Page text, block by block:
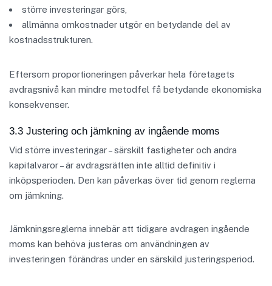
större investeringar görs,
allmänna omkostnader utgör en betydande del av
kostnadsstrukturen.
Eftersom proportioneringen påverkar hela företagets
avdragsnivå kan mindre metodfel få betydande ekonomiska
konsekvenser.
3.3 Justering och jämkning av ingående moms
Vid större investeringar – särskilt fastigheter och andra
kapitalvaror – är avdragsrätten inte alltid definitiv i
inköpsperioden. Den kan påverkas över tid genom reglerna
om jämkning.
Jämkningsreglerna innebär att tidigare avdragen ingående
moms kan behöva justeras om användningen av
investeringen förändras under en särskild justeringsperiod.